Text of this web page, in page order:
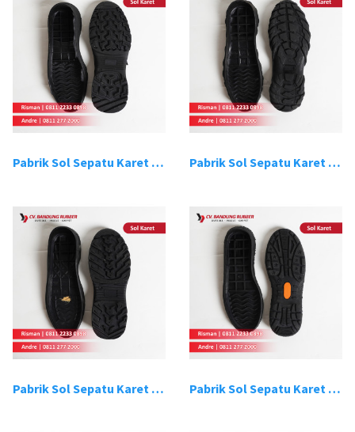
Pabrik Sol Sepatu Karet Bandung 7 Pabrik Sol Sepatu Karet Bandung 8
Pabrik Sol Sepatu Karet Bandung 9 Pabrik Sol Sepatu Karet Bandung 10